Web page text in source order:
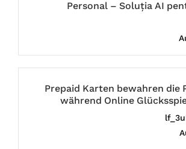
Personal – Soluția AI
Prepaid Karten bewahren die
während Online